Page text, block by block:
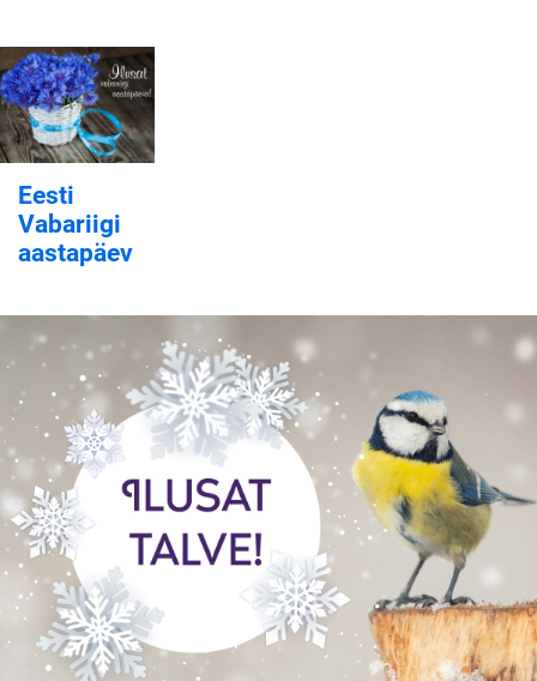
Eesti
Vabariigi
aastapäev